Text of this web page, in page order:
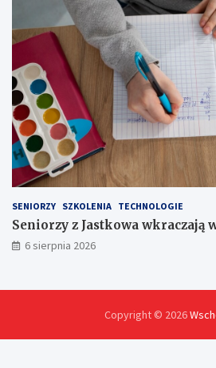
o
e
r
y
SENIORZY SZKOLENIA TECHNOLOGIE
Seniorzy z Jastkowa wkraczają
6 sierpnia 2026
Copyright © 2026